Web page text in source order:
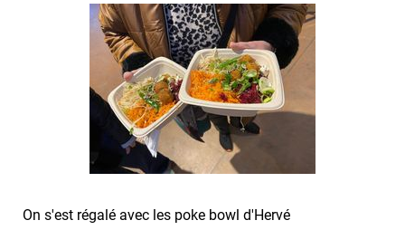
On s'est régalé avec les poke bowl d'Hervé